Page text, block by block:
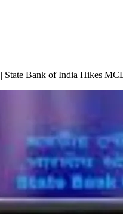
| State Bank of India Hikes